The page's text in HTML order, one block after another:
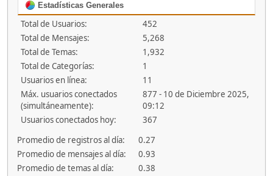
Estadísticas Generales
Total de Usuarios:
452
Total de Mensajes:
5,268
Total de Temas:
1,932
Total de Categorías:
1
Usuarios en línea:
11
Máx. usuarios conectados
(simultáneamente):
877 - 10 de Diciembre 2025,
09:12
Usuarios conectados hoy:
367
Promedio de registros al día:
0.27
Promedio de mensajes al día:
0.93
Promedio de temas al día:
0.38